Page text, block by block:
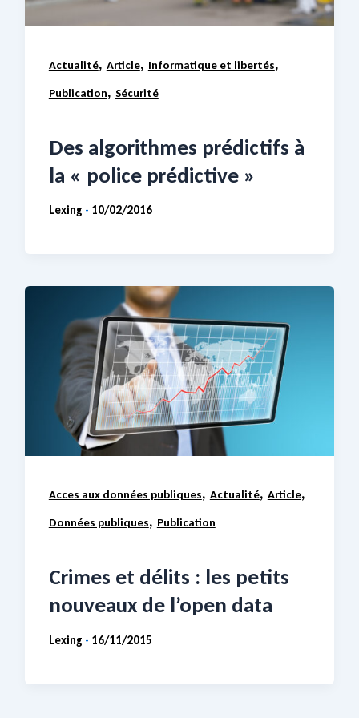
Actualité, Article, Informatique et libertés,
Publication, Sécurité
Des algorithmes prédictifs à
la « police prédictive »
Lexing - 10/02/2016
Acces aux données publiques, Actualité, Article,
Données publiques, Publication
Crimes et délits : les petits
nouveaux de l’open data
Lexing - 16/11/2015